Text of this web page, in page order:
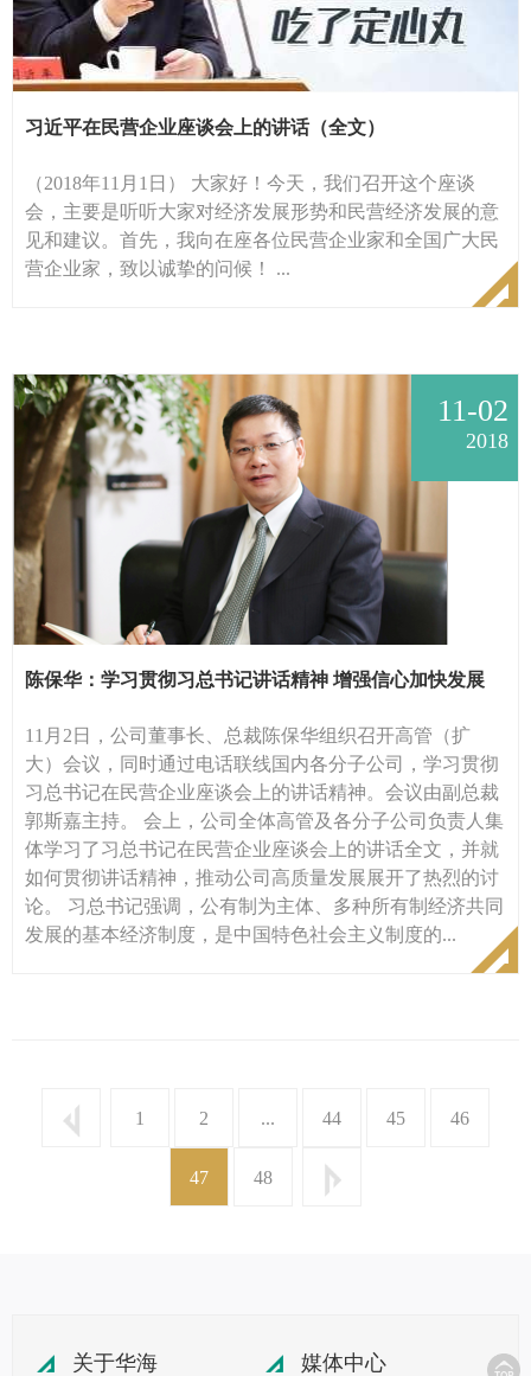
习近平在民营企业座谈会上的讲话（全文）
（2018年11月1日） 大家好！今天，我们召开这个座谈
会，主要是听听大家对经济发展形势和民营经济发展的意
见和建议。首先，我向在座各位民营企业家和全国广大民
营企业家，致以诚挚的问候！ ...
11-02
2018
陈保华：学习贯彻习总书记讲话精神 增强信心加快发展
11月2日，公司董事长、总裁陈保华组织召开高管（扩
大）会议，同时通过电话联线国内各分子公司，学习贯彻
习总书记在民营企业座谈会上的讲话精神。会议由副总裁
郭斯嘉主持。 会上，公司全体高管及各分子公司负责人集
体学习了习总书记在民营企业座谈会上的讲话全文，并就
如何贯彻讲话精神，推动公司高质量发展展开了热烈的讨
论。 习总书记强调，公有制为主体、多种所有制经济共同
发展的基本经济制度，是中国特色社会主义制度的...
1 2 ... 44 45 46
47 48
关于华海 媒体中心